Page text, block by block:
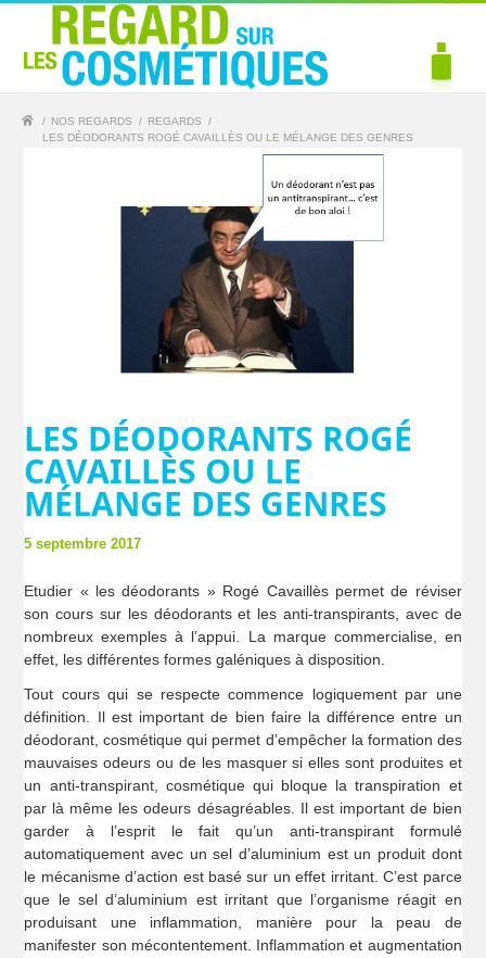
/ NOS REGARDS / REGARDS
/
LES DÉODORANTS ROGÉ CAVAILLÈS OU LE MÉLANGE DES GENRES
LES DÉODORANTS ROGÉ
CAVAILLÈS OU LE
MÉLANGE DES GENRES
5 septembre 2017
Etudier « les déodorants » Rogé Cavaillès permet de réviser
son cours sur les déodorants et les anti-transpirants, avec de
nombreux exemples à l’appui. La marque commercialise, en
effet, les différentes formes galéniques à disposition.
Tout cours qui se respecte commence logiquement par une
définition. Il est important de bien faire la différence entre un
déodorant, cosmétique qui permet d’empêcher la formation des
mauvaises odeurs ou de les masquer si elles sont produites et
un anti-transpirant, cosmétique qui bloque la transpiration et
par là même les odeurs désagréables. Il est important de bien
garder à l’esprit le fait qu’un anti-transpirant formulé
automatiquement avec un sel d’aluminium est un produit dont
le mécanisme d’action est basé sur un effet irritant. C’est parce
que le sel d’aluminium est irritant que l’organisme réagit en
produisant une inflammation, manière pour la peau de
manifester son mécontentement. Inflammation et augmentation